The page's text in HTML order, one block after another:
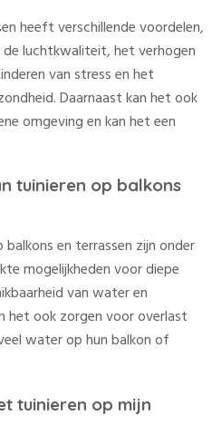
heeft verschillende voordelen,
luchtkwaliteit, het verhogen
van stress en het
Daarnaast kan het ook
omgeving en kan het een
tuinieren op balkons
balkons en terrassen zijn onder
mogelijkheden voor diepe
van water en
het ook zorgen voor overlast
water op hun balkon of
tuinieren op mijn